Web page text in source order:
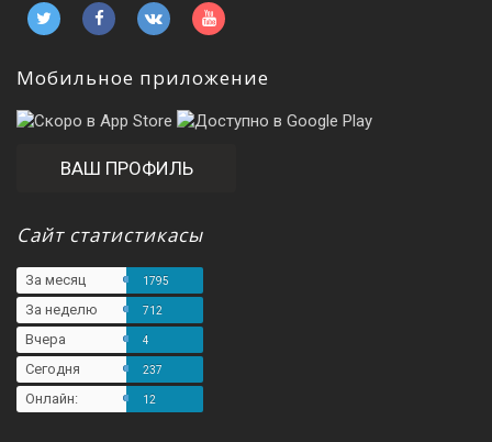
Мобильное приложение
ВАШ ПРОФИЛЬ
Сайт статистикасы
За месяц 1795
За неделю 712
Вчера 4
Сегодня 237
Онлайн: 12